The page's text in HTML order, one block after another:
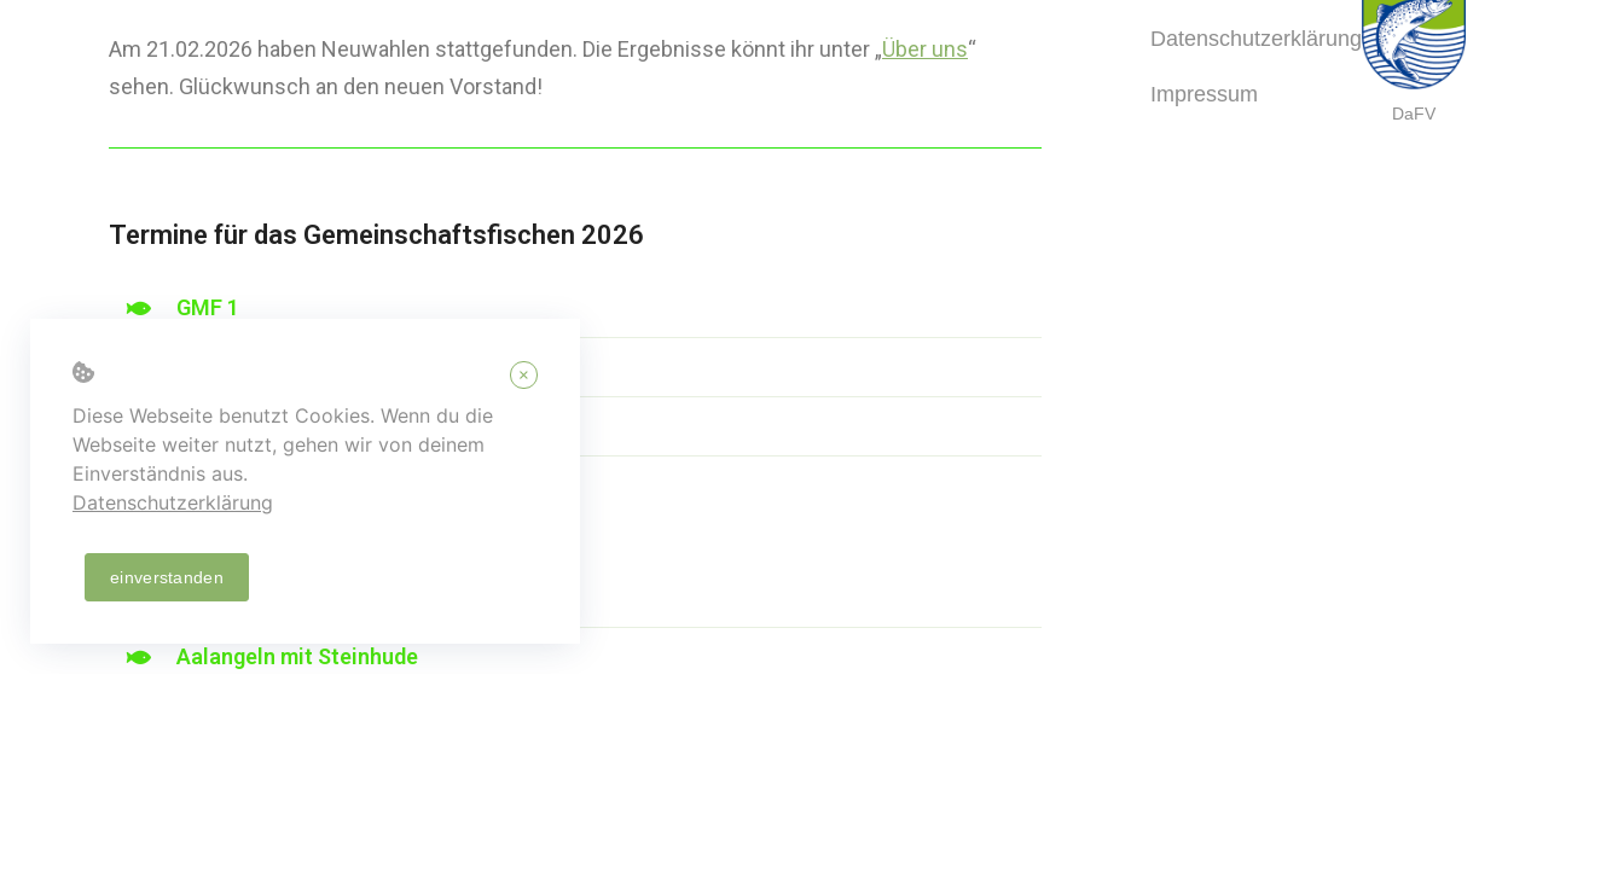
Am 21.02.2026 haben Neuwahlen stattgefunden. Die Ergebnisse könnt ihr unter „Über uns“
sehen. Glückwunsch an den neuen Vorstand!
Termine für das Gemeinschaftsfischen 2026
GMF 1
GMF 3
Jahreshauptversammlung
Aalangeln mit Steinhude
Datenschutzerklärung
Impressum
DaFV
Diese Webseite benutzt Cookies. Wenn du die
Webseite weiter nutzt, gehen wir von deinem
Einverständnis aus.
Datenschutzerklärung
einverstanden
×